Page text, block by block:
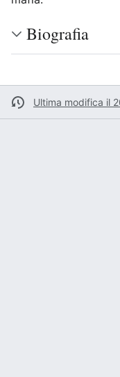
Biografia
Ultima modifica il